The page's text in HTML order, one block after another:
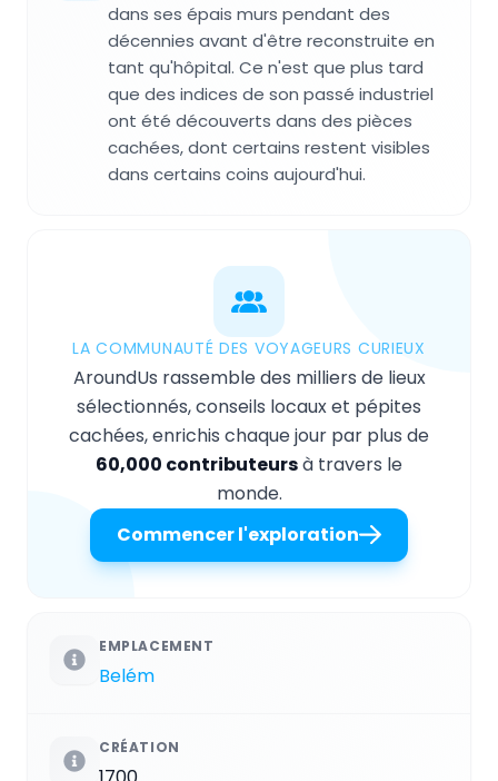
dans ses épais murs pendant des
décennies avant d'être reconstruite en
tant qu'hôpital. Ce n'est que plus tard
que des indices de son passé industriel
ont été découverts dans des pièces
cachées, dont certains restent visibles
dans certains coins aujourd'hui.
LA COMMUNAUTÉ DES VOYAGEURS CURIEUX
AroundUs rassemble des milliers de lieux
sélectionnés, conseils locaux et pépites
cachées, enrichis chaque jour par plus de
60,000 contributeursà travers le
monde.
Commencer l'exploration
EMPLACEMENT
Belém
CRÉATION